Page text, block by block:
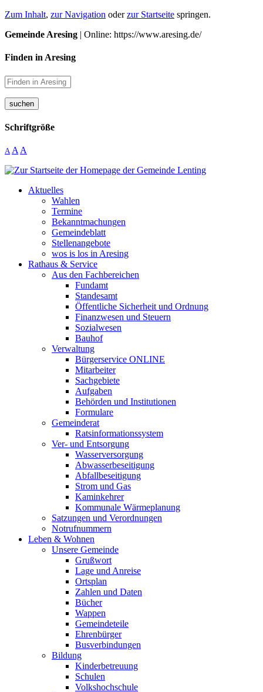
Zum Inhalt, zur Navigation oderzur Startseite springen.
Gemeinde Aresing | Online: https://www.aresing.de/
Finden in Aresing
suchen
Schriftgröße
A A A
Aktuelles
Wahlen
Termine
Bekanntmachungen
Gemeindeblatt
Stellenangebote
wos is los in Aresing
Rathaus & Service
Aus den Fachbereichen
Fundamt
Standesamt
Öffentliche Sicherheit und Ordnung
Finanzwesen und Steuern
Sozialwesen
Bauhof
Verwaltung
Bürgerservice ONLINE
Mitarbeiter
Sachgebiete
Aufgaben
Behörden und Institutionen
Formulare
Gemeinderat
Ratsinformationssystem
Ver- und Entsorgung
Wasserversorgung
Abwasserbeseitigung
Abfallbeseitigung
Strom und Gas
Kaminkehrer
Kommunale Wärmeplanung
Satzungen und Verordnungen
Notrufnummern
Leben & Wohnen
Unsere Gemeinde
Grußwort
Lage und Anreise
Ortsplan
Zahlen und Daten
Bücher
Wappen
Gemeindeteile
Ehrenbürger
Busverbindungen
Bildung
Kinderbetreuung
Schulen
Volkshochschule